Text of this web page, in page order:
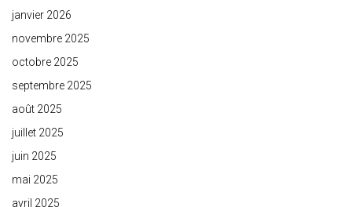
janvier 2026
novembre 2025
octobre 2025
septembre 2025
août 2025
juillet 2025
juin 2025
mai 2025
avril 2025